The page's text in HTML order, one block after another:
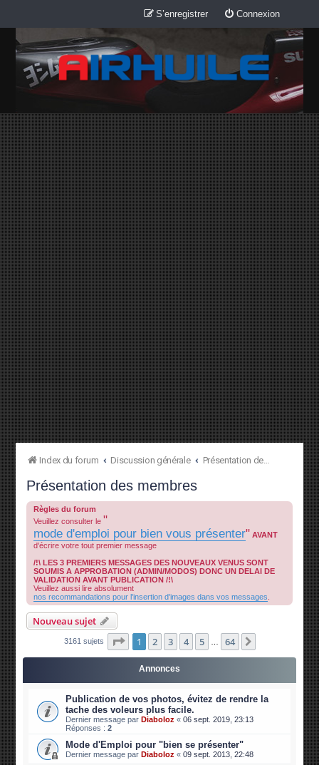
Connexion
S’enregistrer
Index du forum Discussion générale Présentation des membres
Présentation des membres
Règles du forum
Veuillez consulter le"
mode d'emploi pour bien vous présenter" AVANT
d'écrire votre tout premier message
/!\ LES 3 PREMIERS MESSAGES DES NOUVEAUX VENUS SONT
SOUMIS A APPROBATION (ADMIN/MODOS) DONC UN DELAI DE
VALIDATION AVANT PUBLICATION /!\
Veuillez aussi lire absolument
nos recommandations pour l'insertion d'images dans vos messages
Nouveau sujet
3161 sujets Page 1sur64
1 2 3 4 5 64
Annonces
Publication de vos photos, évitez de rendre la
tache des voleurs plus facile.
Dernier message parDiaboloz «06 sept. 2019, 23:13
Réponses :2
Mode d'Emploi pour "bien se présenter"
Dernier message parDiaboloz «09 sept. 2013, 22:48